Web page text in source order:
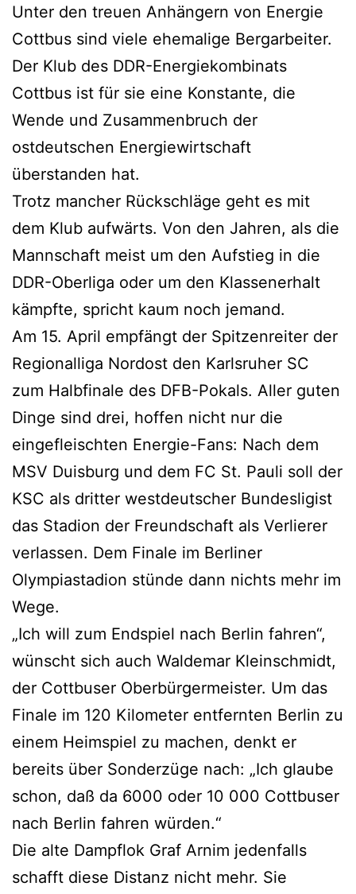
Unter den treuen Anhängern von Energie
Cottbus sind viele ehemalige Bergarbeiter.
Der Klub des DDR-Energiekombinats
Cottbus ist für sie eine Konstante, die
Wende und Zusammenbruch der
ostdeutschen Energiewirtschaft
überstanden hat.
Trotz mancher Rückschläge geht es mit
dem Klub aufwärts. Von den Jahren, als die
Mannschaft meist um den Aufstieg in die
DDR-Oberliga oder um den Klassenerhalt
kämpfte, spricht kaum noch jemand.
Am 15. April empfängt der Spitzenreiter der
Regionalliga Nordost den Karlsruher SC
zum Halbfinale des DFB-Pokals. Aller guten
Dinge sind drei, hoffen nicht nur die
eingefleischten Energie-Fans: Nach dem
MSV Duisburg und dem FC St. Pauli soll der
KSC als dritter westdeutscher Bundesligist
das Stadion der Freundschaft als Verlierer
verlassen. Dem Finale im Berliner
Olympiastadion stünde dann nichts mehr im
Wege.
„Ich will zum Endspiel nach Berlin fahren“,
wünscht sich auch Waldemar Kleinschmidt,
der Cottbuser Oberbürgermeister. Um das
Finale im 120 Kilometer entfernten Berlin zu
einem Heimspiel zu machen, denkt er
bereits über Sonderzüge nach: „Ich glaube
schon, daß da 6000 oder 10 000 Cottbuser
nach Berlin fahren würden.“
Die alte Dampflok Graf Arnim jedenfalls
schafft diese Distanz nicht mehr. Sie